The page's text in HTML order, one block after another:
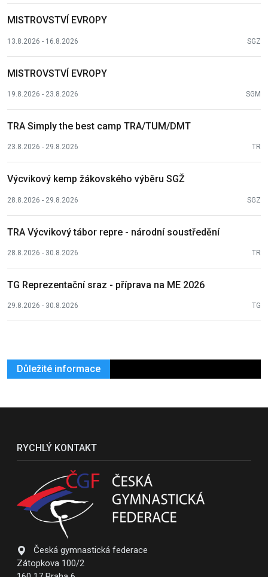
MISTROVSTVÍ EVROPY
13.8.2026 - 16.8.2026 SGZ
MISTROVSTVÍ EVROPY
19.8.2026 - 23.8.2026 SGM
TRA Simply the best camp TRA/TUM/DMT
23.8.2026 - 29.8.2026 TR
Výcvikový kemp žákovského výběru SGŽ
28.8.2026 - 29.8.2026 SGZ
TRA Výcvikový tábor repre - národní soustředění
28.8.2026 - 30.8.2026 TR
TG Reprezentační sraz - příprava na ME 2026
29.8.2026 - 30.8.2026 TG
Důležité informace
RYCHLÝ KONTAKT
Česká gymnastická federace
Zátopkova 100/2